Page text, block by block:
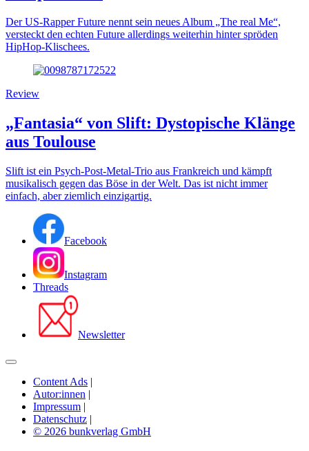
Der US-Rapper Future nennt sein neues Album „The real Me“,
versteckt den echten Future allerdings weiterhin hinter spröden
HipHop-Klischees.
Review
„Fantasia“ von Slift: Dystopische Klänge
aus Toulouse
Slift ist ein Psych-Post-Metal-Trio aus Frankreich und kämpft
musikalisch gegen das Böse in der Welt. Das ist nicht immer
einfach, aber ziemlich einzigartig.
Facebook
Instagram
Threads
Newsletter
Content Ads |
Autor:innen |
Impressum |
Datenschutz |
© 2026 bunkverlag GmbH